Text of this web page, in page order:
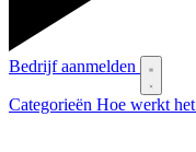
Bedrijf aanmelden
Categorieën Hoe werkt het